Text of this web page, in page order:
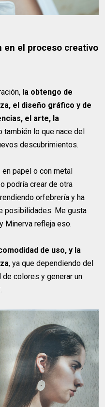
en el proceso creativo
la obtengo de
el diseño gráfico y de
el arte, la
también lo que nace del
descubrimientos.
papel o con metal
podría crear de otra
orfebrería y ha
posibilidades. Me gusta
Minerva refleja eso.
de uso, y la
, ya que dependiendo del
colores y generar un